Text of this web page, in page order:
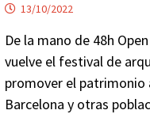
13/10/2022
De la mano de 48h
vuelve el festival de
promover el
Barcelona y otras